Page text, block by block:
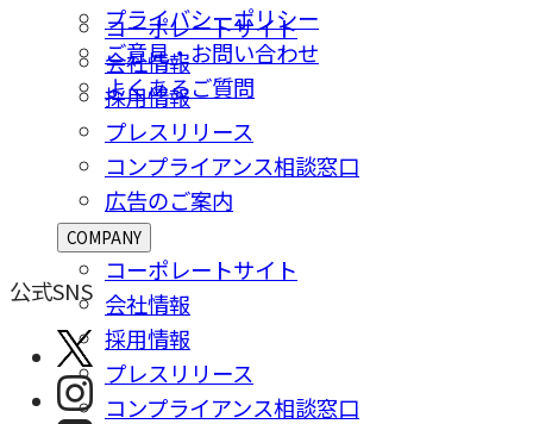
プライバシーポリシー
ご意⾒・お問い合わせ
よくあるご質問
コーポレートサイト
会社情報
採⽤情報
プレスリリース
コンプライアンス相談窓⼝
広告のご案内
COMPANY
コーポレートサイト
会社情報
採⽤情報
プレスリリース
コンプライアンス相談窓⼝
公式SNS